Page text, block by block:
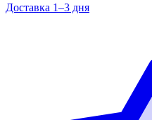
Доставка 1–3 дня